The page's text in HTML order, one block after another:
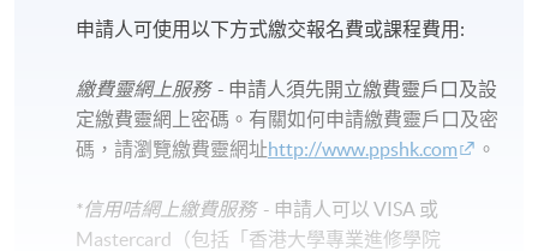
申請人可使用以下方式繳交報名費或課程費用:
繳費靈網上服務- 申請人須先開立繳費靈戶口及設
定繳費靈網上密碼。有關如何申請繳費靈戶口及密
碼，請瀏覽繳費靈網址http://www.ppshk.com 。
*信用咭網上繳費服務- 申請人可以 VISA 或
Mastercard（包括「香港大學專業進修學院